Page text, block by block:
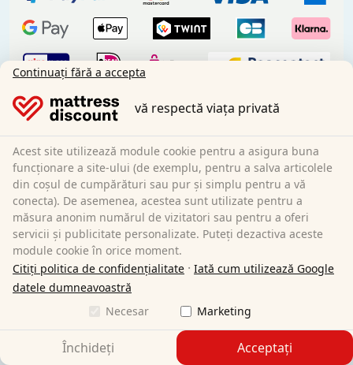
Plată anticipată
Partenerii noștri de transport:
Social Media:
Centrul de informare
Condiții de expediere
Termeni și condiții generale (clienți privați)
Continuați fără a accepta
vă respectă viața privată
Acest site utilizează module cookie pentru a asigura buna
funcționare a site-ului (de exemplu, pentru a salva articolele
din coșul de cumpărături sau pur și simplu pentru a vă
conecta). De asemenea, acestea sunt utilizate pentru a
măsura anonim numărul de vizitatori sau pentru a oferi
servicii și publicitate personalizate. Puteți dezactiva aceste
module cookie în orice moment.
Citiți politica de confidențialitate · Iată cum utilizează Google
datele dumneavoastră
Necesar
Marketing
Închideți Acceptați